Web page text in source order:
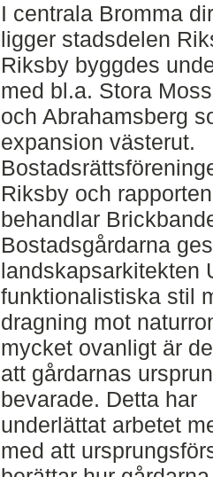
I centrala Bromma
ligger stadsdelen
Riksby byggdes
med bl.a. Stora
och Abrahamsberg
expansion västerut.
Riksby och rapporten
behandlar
Bostadsgårdarna
landskapsarkitekten
funktionalistiska stil
dragning mot
mycket ovanligt är
att gårdarnas
bevarade. Detta har
underlättat arbetet
med att